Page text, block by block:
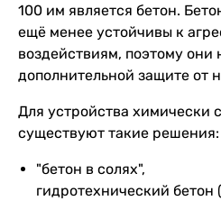
100 им является бетон.
ещё менее устойчивы к
воздействиям, поэтому
дополнительной защите от
Для устройства химически
существуют такие решения:
"бетон в солях",
гидротехнический бетон